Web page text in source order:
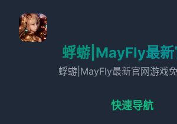
蜉蝣|MayFly最新
蜉蝣|MayFly最新官网游戏
快速导航